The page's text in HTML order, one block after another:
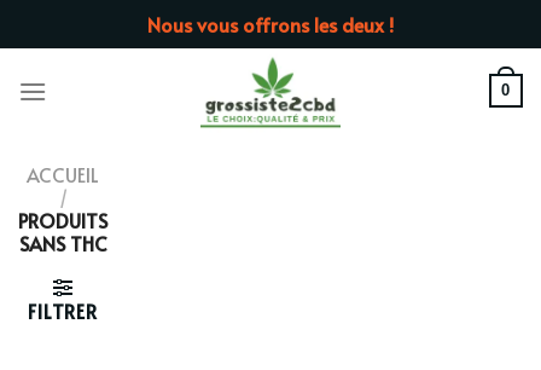
au
Nous vous offrons les deux !
0
ACCUEIL
/
PRODUITS
SANS THC
FILTRER